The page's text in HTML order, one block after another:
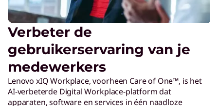
Verbeter de
gebruikerservaring van je
medewerkers
Lenovo xIQ Workplace, voorheen Care of One™, is het
AI-verbeterde Digital Workplace-platform dat
apparaten, software en services in één naadloze